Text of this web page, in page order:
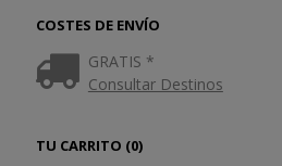
COSTES DE ENVÍO
GRATIS *
Consultar Destinos
TU CARRITO (0)